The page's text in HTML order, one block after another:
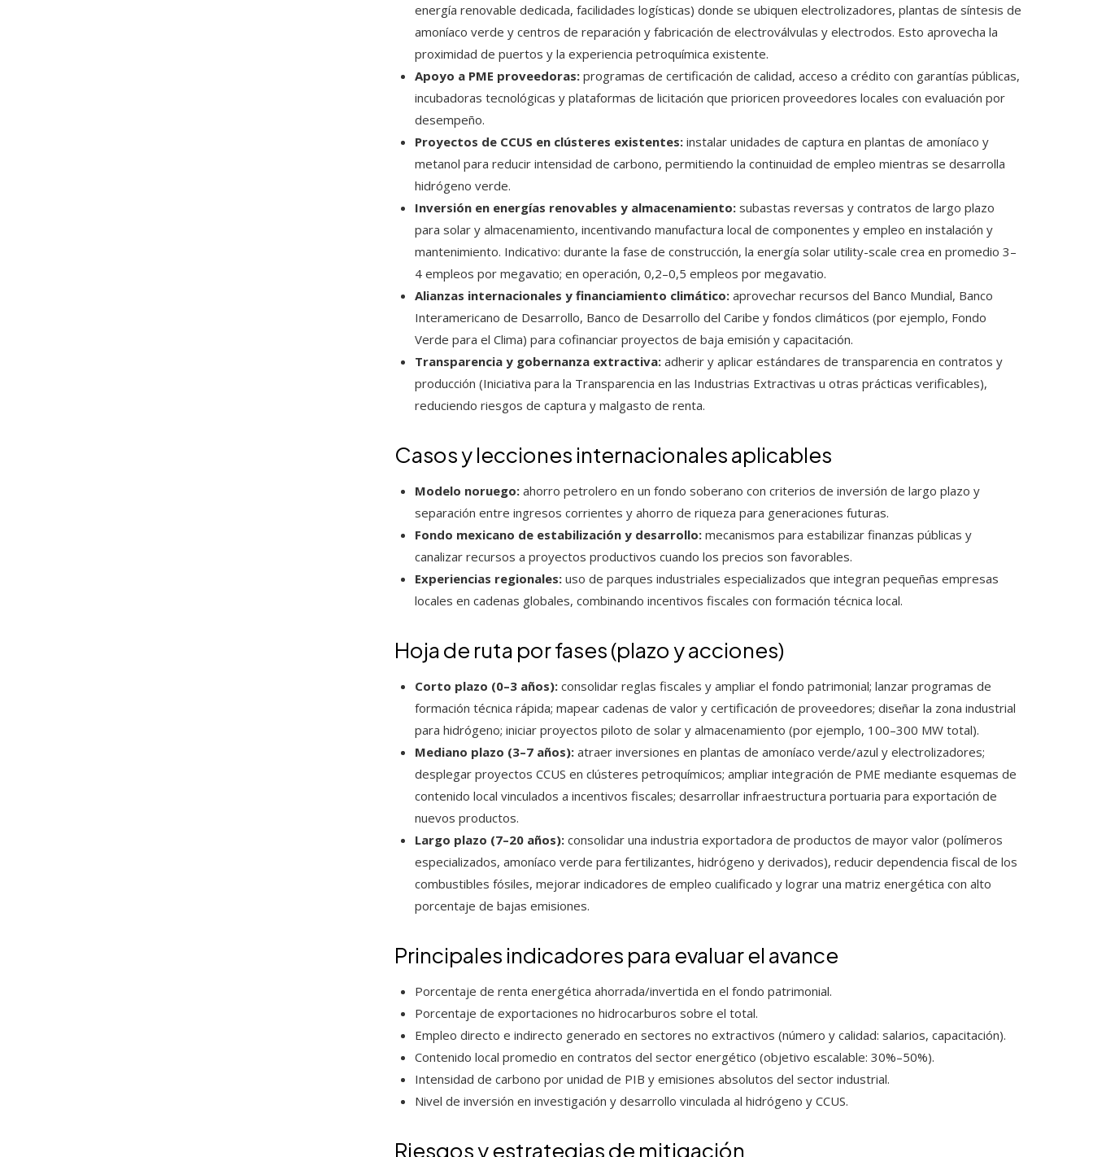
energía renovable dedicada, facilidades logísticas) donde se ubiquen electrolizadores, plantas de síntesis de
amoníaco verde y centros de reparación y fabricación de electroválvulas y electrodos. Esto aprovecha la
proximidad de puertos y la experiencia petroquímica existente.
Apoyo a PME proveedoras:programas de certificación de calidad, acceso a crédito con garantías públicas,
incubadoras tecnológicas y plataformas de licitación que prioricen proveedores locales con evaluación por
desempeño.
Proyectos de CCUS en clústeres existentes:instalar unidades de captura en plantas de amoníaco y
metanol para reducir intensidad de carbono, permitiendo la continuidad de empleo mientras se desarrolla
hidrógeno verde.
Inversión en energías renovables y almacenamiento:subastas reversas y contratos de largo plazo
para solar y almacenamiento, incentivando manufactura local de componentes y empleo en instalación y
mantenimiento. Indicativo: durante la fase de construcción, la energía solar utility-scale crea en promedio 3–
4 empleos por megavatio; en operación, 0,2–0,5 empleos por megavatio.
Alianzas internacionales y financiamiento climático:aprovechar recursos del Banco Mundial, Banco
Interamericano de Desarrollo, Banco de Desarrollo del Caribe y fondos climáticos (por ejemplo, Fondo
Verde para el Clima) para cofinanciar proyectos de baja emisión y capacitación.
Transparencia y gobernanza extractiva:adherir y aplicar estándares de transparencia en contratos y
producción (Iniciativa para la Transparencia en las Industrias Extractivas u otras prácticas verificables),
reduciendo riesgos de captura y malgasto de renta.
Casos y lecciones internacionales aplicables
Modelo noruego:ahorro petrolero en un fondo soberano con criterios de inversión de largo plazo y
separación entre ingresos corrientes y ahorro de riqueza para generaciones futuras.
Fondo mexicano de estabilización y desarrollo:mecanismos para estabilizar finanzas públicas y
canalizar recursos a proyectos productivos cuando los precios son favorables.
Experiencias regionales:uso de parques industriales especializados que integran pequeñas empresas
locales en cadenas globales, combinando incentivos fiscales con formación técnica local.
Hoja de ruta por fases (plazo y acciones)
Corto plazo (0–3 años):consolidar reglas fiscales y ampliar el fondo patrimonial; lanzar programas de
formación técnica rápida; mapear cadenas de valor y certificación de proveedores; diseñar la zona industrial
para hidrógeno; iniciar proyectos piloto de solar y almacenamiento (por ejemplo, 100–300 MW total).
Mediano plazo (3–7 años):atraer inversiones en plantas de amoníaco verde/azul y electrolizadores;
desplegar proyectos CCUS en clústeres petroquímicos; ampliar integración de PME mediante esquemas de
contenido local vinculados a incentivos fiscales; desarrollar infraestructura portuaria para exportación de
nuevos productos.
Largo plazo (7–20 años):consolidar una industria exportadora de productos de mayor valor (polímeros
especializados, amoníaco verde para fertilizantes, hidrógeno y derivados), reducir dependencia fiscal de los
combustibles fósiles, mejorar indicadores de empleo cualificado y lograr una matriz energética con alto
porcentaje de bajas emisiones.
Principales indicadores para evaluar el avance
Porcentaje de renta energética ahorrada/invertida en el fondo patrimonial.
Porcentaje de exportaciones no hidrocarburos sobre el total.
Empleo directo e indirecto generado en sectores no extractivos (número y calidad: salarios, capacitación).
Contenido local promedio en contratos del sector energético (objetivo escalable: 30%–50%).
Intensidad de carbono por unidad de PIB y emisiones absolutos del sector industrial.
Nivel de inversión en investigación y desarrollo vinculada al hidrógeno y CCUS.
Riesgos y estrategias de mitigación